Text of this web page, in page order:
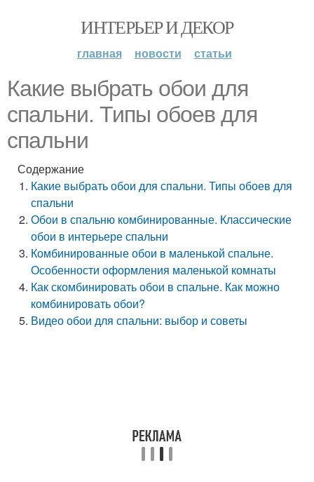
ИНТЕРЬЕР И ДЕКОР
главная новости статьи
Какие выбрать обои для
спальни. Типы обоев для
спальни
Содержание
Какие выбрать обои для спальни. Типы обоев для
спальни
Обои в спальню комбинированные. Классические
обои в интерьере спальни
Комбинированные обои в маленькой спальне.
Особенности оформления маленькой комнаты
Как скомбинировать обои в спальне. Как можно
комбинировать обои?
Видео обои для спальни: выбор и советы